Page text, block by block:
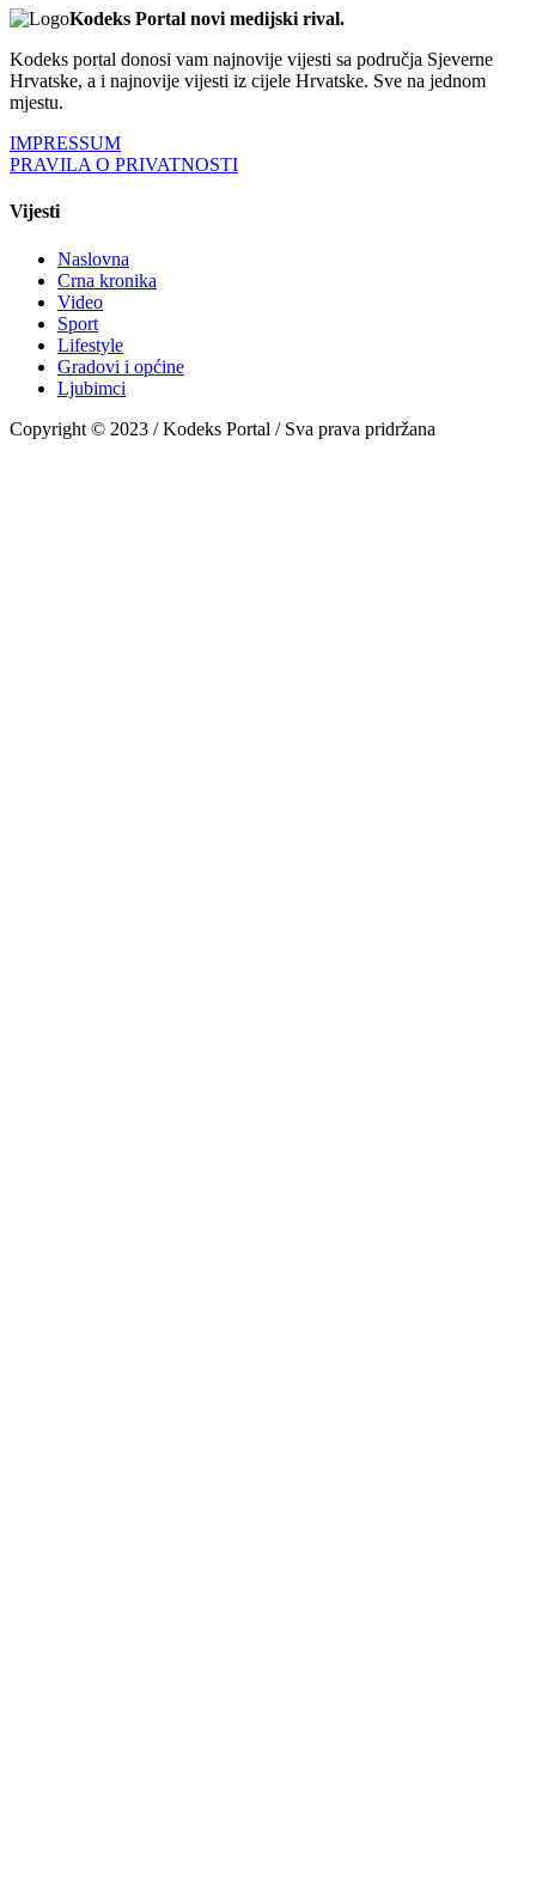
Kodeks Portal novi medijski rival.
Kodeks portal donosi vam najnovije vijesti sa područja Sjeverne
Hrvatske, a i najnovije vijesti iz cijele Hrvatske. Sve na jednom
mjestu.
IMPRESSUM
PRAVILA O PRIVATNOSTI
Vijesti
Naslovna
Crna kronika
Video
Sport
Lifestyle
Gradovi i općine
Ljubimci
Copyright © 2023 / Kodeks Portal / Sva prava pridržana